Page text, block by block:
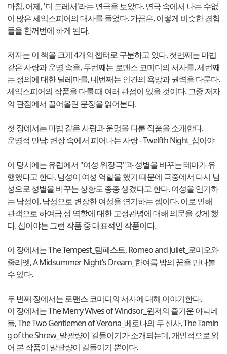
마침, 어제, '더 드레서'라는 연극을 보았다. 연극 속에서 나는 수없
이 많은 세익스피어의 대사를 들었다. 가끔은, 이렇게 비슷한 경험
들을 한꺼번에 하게 된다.
저자는 이 책을 크게 4개의 챕터로 구분하고 있다. 첫번째는 마법
같은 사랑과 운명 속을, 두번째는 로맨스 코미디의 서사를, 세번째
는 정의에 대한 딜레마를, 네번째는 인간의 욕망과 권력을 다룬다.
세익스피어의 작품을 다룰 때 여러 관점이 있을 것이다. 그중 저자
의 관점에서 끌어올린 문장을 읽어본다.
첫 장에서는 마법 같은 사랑과 운명을 다룬 작품을 소개한다.
운명적 만남: 변장 속에서 피어나는 사랑 - Twelfth Night_십이야
이 당시에는 유럽에서 "여성 위장극"과 성별을 바꾸는 테마가 유
행했다고 한다. 남성이 여성 역할을 했기 때문에 극중에서 다시 남
성으로 성별을 바꾸는 상황도 종종 생겼다고 한다. 여성을 연기하
는 남성이, 남성으로 변장한 여성을 연기하는 셈이다. 이로 인해
관객으로 하여금 성 역할에 대한 고정관념에 대해 의문을 갖게 했
다. 십이야는 그런 작품 중 대표적인 작품이다.
이 장에서는 The Tempest_템페스트, Romeo and Juliet_로미오와
줄리엣, A Midsummer Night’s Dream_한여름 밤의 꿈을 만나볼
수 있다.
두 번째 장에서는 로맨스 코미디의 서사에 대해 이야기한다.
이 장에서는 The Merry Wives of Windsor_윈저의 즐거운 아낙네
들, The Two Gentlemen of Verona_베로나의 두 신사, The Tamin
g of the Shrew_말괄량이 길들이기가 소개되는데, 개인적으로 읽
어 본 작품이 말괄량이 길들이기 뿐이다.